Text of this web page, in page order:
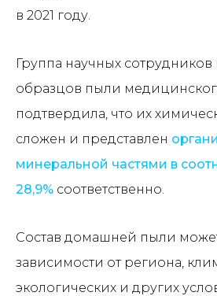
в 2021 году.
Группа научных
образцов пыли
подтвердила, что их
сложен и представлен
минеральной частями в
28,9% соответственно.
Состав домашней пыли
зависимости от региона,
экологических и других